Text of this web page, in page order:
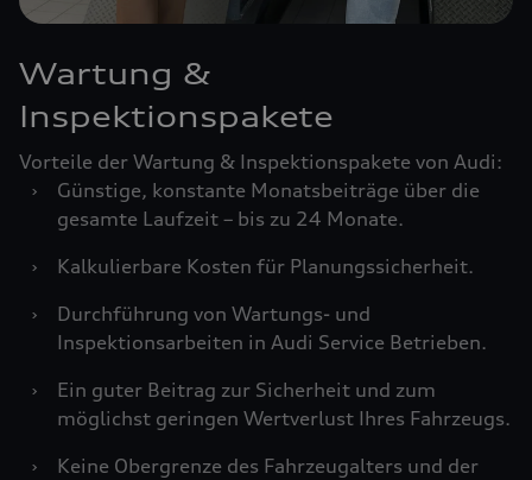
Wartung &
Inspektionspakete
Vorteile der Wartung & Inspektionspakete von Audi:
›
Günstige, konstante Monatsbeiträge über die
gesamte Laufzeit – bis zu 24 Monate.
›
Kalkulierbare Kosten für Planungssicherheit.
›
Durchführung von Wartungs- und
Inspektionsarbeiten in Audi Service Betrieben.
›
Ein guter Beitrag zur Sicherheit und zum
möglichst geringen Wertverlust Ihres Fahrzeugs.
›
Keine Obergrenze des Fahrzeugalters und der